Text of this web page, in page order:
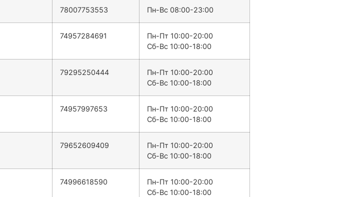
78007753553 Пн-Вс 08:00-23:00
74957284691
Пн-Пт 10:00-20:00
Сб-Вс 10:00-18:00
79295250444
Пн-Пт 10:00-20:00
Сб-Вс 10:00-18:00
74957997653
Пн-Пт 10:00-20:00
Сб-Вс 10:00-18:00
79652609409
Пн-Пт 10:00-20:00
Сб-Вс 10:00-18:00
74996618590
Пн-Пт 10:00-20:00
Сб-Вс 10:00-18:00